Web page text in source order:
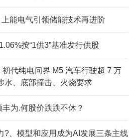
上能电气引领储能技术再进阶
按“1供3”基准发行供股
代纯电问界 M5 汽车行驶超 7 万
水、底部撞击、火烧要求
为.何股价跌跌不休？
?、模型和应用成为AI发展三条主线